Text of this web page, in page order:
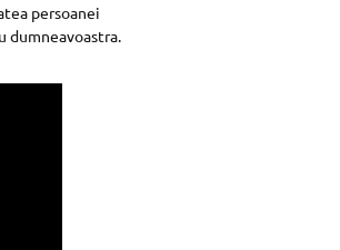
persoanei